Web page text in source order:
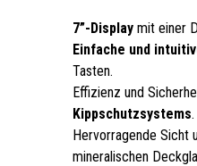
7”-Displaymit einer
Einfache und
Tasten.
Effizienz und
Kippschutzsystems.
Hervorragende Sicht
mineralischen